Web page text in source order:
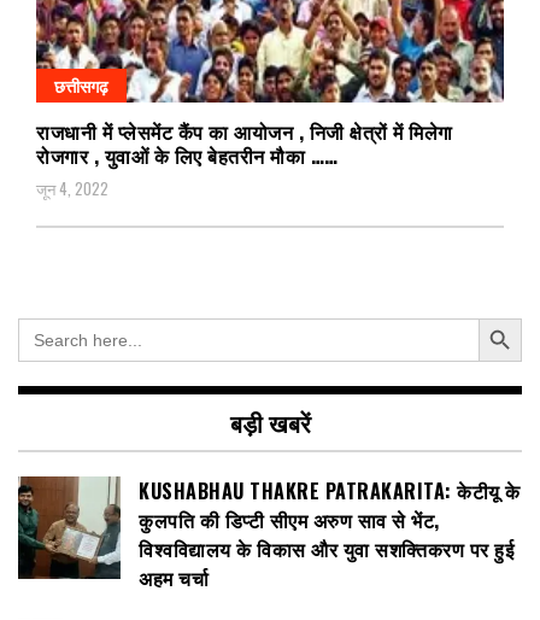
छत्तीसगढ़
राजधानी में प्लेसमेंट कैंप का आयोजन , निजी क्षेत्रों में मिलेगा
रोजगार , युवाओं के लिए बेहतरीन मौका ……
जून 4, 2022
Search
for:
Search Button
बड़ी खबरें
KUSHABHAU THAKRE PATRAKARITA: केटीयू के
कुलपति की डिप्टी सीएम अरुण साव से भेंट,
विश्वविद्यालय के विकास और युवा सशक्तिकरण पर हुई
अहम चर्चा